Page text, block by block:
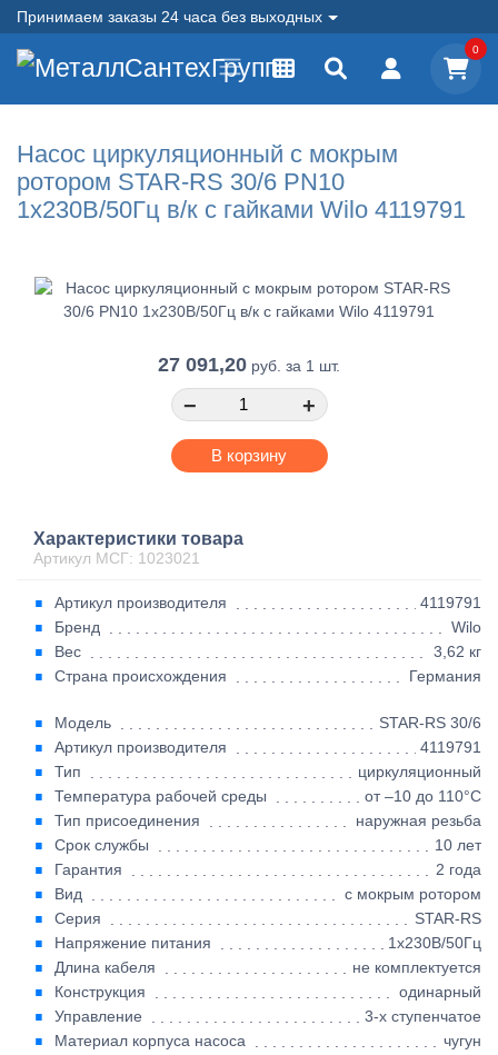
Принимаем заказы 24 часа без выходных
0
Насос циркуляционный с мокрым
ротором STAR-RS 30/6 PN10
1х230В/50Гц в/к с гайками Wilo 4119791
27 091,20 руб. за 1 шт.
− +
В корзину
Характеристики товара
Артикул МСГ: 1023021
Артикул производителя
4119791
Бренд
Wilo
Вес
3,62 кг
Страна происхождения
Германия
Модель
STAR-RS 30/6
Артикул производителя
4119791
Тип
циркуляционный
Температура рабочей среды
от –10 до 110°C
Тип присоединения
наружная резьба
Срок службы
10 лет
Гарантия
2 года
Вид
с мокрым ротором
Серия
STAR-RS
Напряжение питания
1х230В/50Гц
Длина кабеля
не комплектуется
Конструкция
одинарный
Управление
3-х ступенчатое
Материал корпуса насоса
чугун